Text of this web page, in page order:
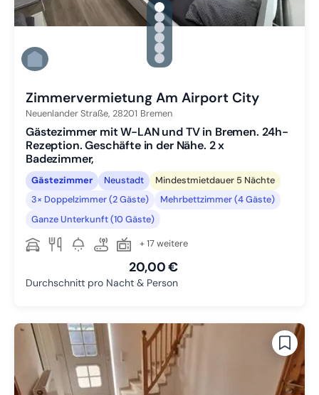
gallery.slide_selector
Zu Slide 1 wechseln
Zu Slide 2 wechseln
Zu Slide 3 wechseln
Zu Slide 4 wechseln
Zu Slide 5 wechseln
Zu Slide 6 wechseln
Zimmervermietung Am Airport City
Neuenlander Straße, 28201 Bremen
Gästezimmer mit W-LAN und TV in Bremen. 24h-
Rezeption. Geschäfte in der Nähe. 2 x
Badezimmer,
Gästezimmer Neustadt
Mindestmietdauer 5 Nächte
3× Doppelzimmer (2 Gäste)
Mehrbettzimmer (4 Gäste)
Ganze Unterkunft (10 Gäste)
+ 17 weitere
20,00 €
Durchschnitt pro Nacht & Person